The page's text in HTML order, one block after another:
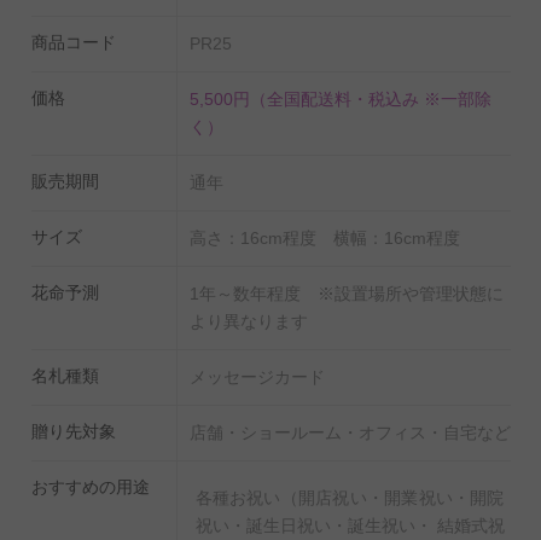
飾り、LEE、MORE等のファッション誌にも度々アレン
デザイン大国、北欧デンマークのモダンでリッチなスタ
を取り込んだ独自のアレンジが特徴。特にその色使いに
商品コード PR25
価格 5,500円
（全国配送料・税込み ※一部除
く）
販売期間 通年
サイズ 高さ：16cm程度 横幅：16cm程度
花命予測
1年～数年程度 ※設置場所や管理状態に
より異なります
名札種類 メッセージカード
贈り先対象 店舗・ショールーム・オフィス・自宅など
おすすめの用途
各種お祝い（開店祝い・開業祝い・開院
祝い・誕生日祝い・誕生祝い・ 結婚式祝